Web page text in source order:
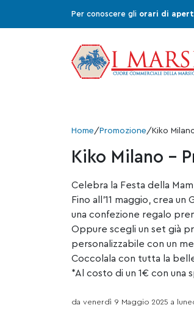
Per conoscere gli orari di
Home/ Promozione/ Kiko
Kiko Milano –
Celebra la Festa della
Fino all’11 maggio, crea
una confezione regalo
Oppure scegli un set già
personalizzabile con un
Coccolala con tutta la
*Al costo di un 1€ con una
da venerdì 9 Maggio 2025 a